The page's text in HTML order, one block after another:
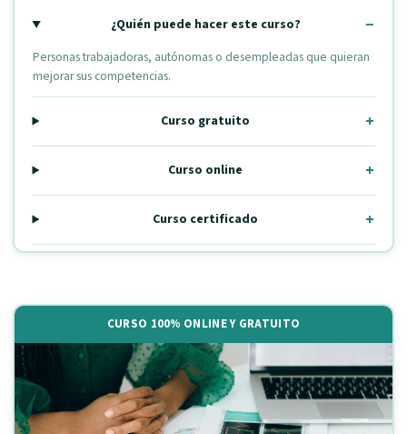
¿Quién puede hacer este curso?
Personas trabajadoras, autónomas o desempleadas que quieran
mejorar sus competencias.
Curso gratuito
Curso online
Curso certificado
CURSO 100% ONLINE Y GRATUITO